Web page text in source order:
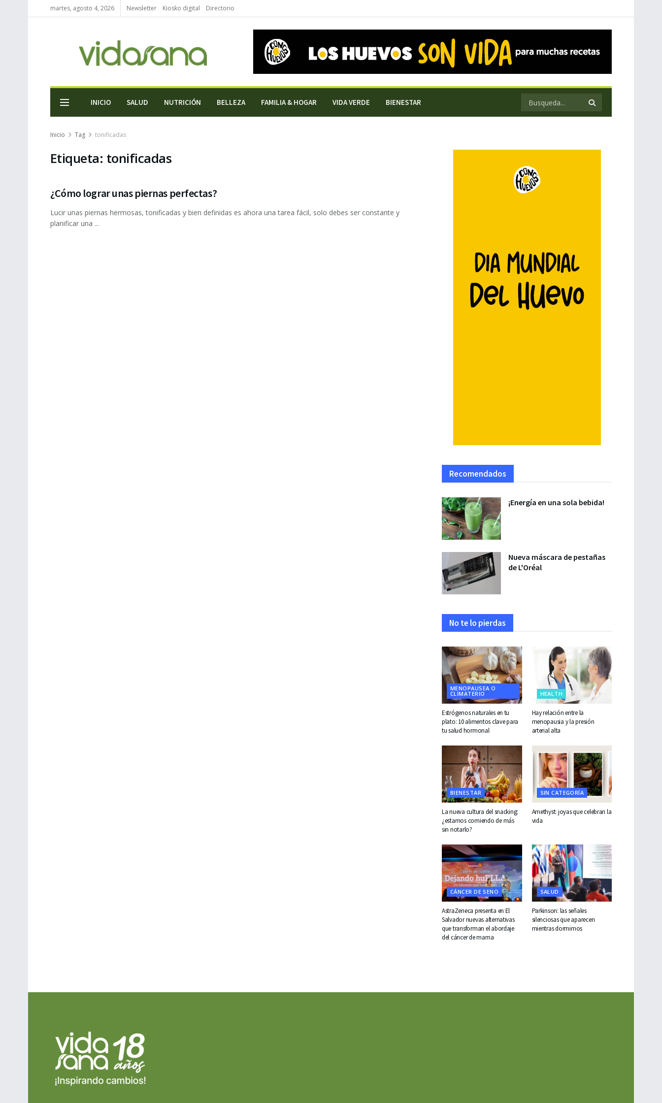
martes, agosto 4, 2026 Newsletter Kiosko digital Directorio
INICIO SALUD NUTRICIÓN BELLEZA FAMILIA & HOGAR VIDA VERDE BIENESTAR
Inicio Tag tonificadas
Etiqueta: tonificadas
¿Cómo lograr unas piernas perfectas?
Lucir unas piernas hermosas, tonificadas y bien definidas es ahora una tarea fácil, solo debes ser constante y
planificar una ...
Recomendados
¡Energía en una sola bebida!
Nueva máscara de pestañas
de L'Oréal
No te lo pierdas
MENOPAUSEA O
CLIMATERIO
Estrógenos naturales en tu
plato: 10 alimentos clave para
tu salud hormonal
HEALTH
Hay relación entre la
menopausia y la presión
arterial alta
BIENESTAR
La nueva cultura del snacking:
¿estamos comiendo de más
sin notarlo?
SIN CATEGORÍA
Amethyst: joyas que celebran la
vida
CÁNCER DE SENO
AstraZeneca presenta en El
Salvador nuevas alternativas
que transforman el abordaje
del cáncer de mama
SALUD
Parkinson: las señales
silenciosas que aparecen
mientras dormimos